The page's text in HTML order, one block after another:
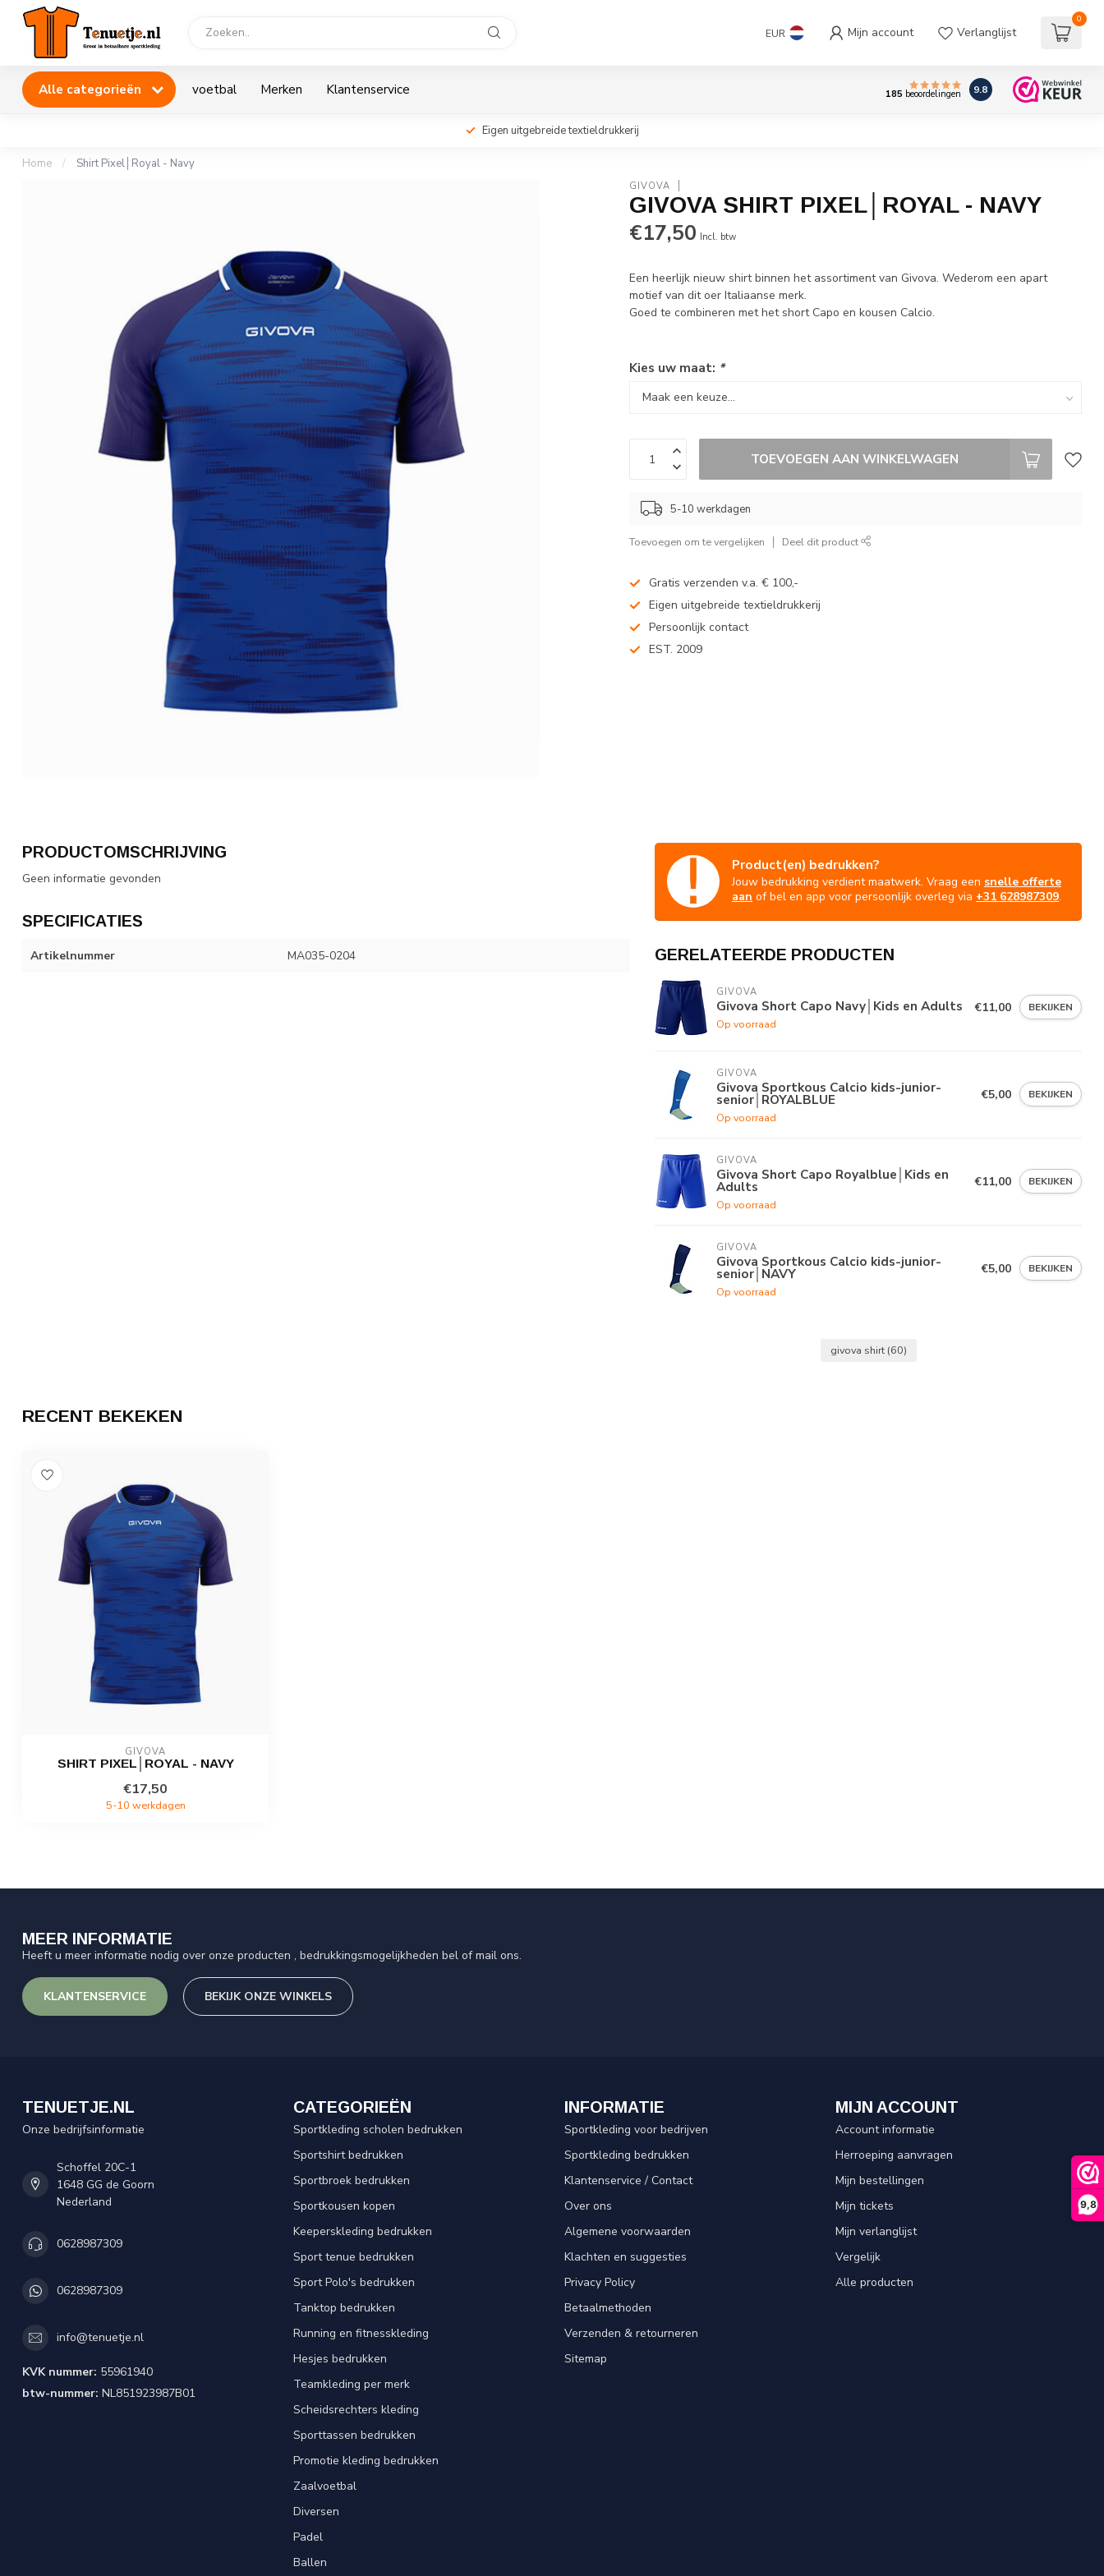
9,8
EUR Mijn account Verlanglijst
0
Alle categorieën voetbal Merken Klantenservice 185 beoordelingen 9.8
Eigen uitgebreide textieldrukkerij
Home / Shirt Pixel│Royal - Navy
GIVOVA
GIVOVA SHIRT PIXEL│ROYAL - NAVY
€17,50 Incl. btw
Een heerlijk nieuw shirt binnen het assortiment van Givova. Wederom een apart
motief van dit oer Italiaanse merk.
Goed te combineren met het short Capo en kousen Calcio.
Kies uw maat: *
TOEVOEGEN AAN WINKELWAGEN
5-10 werkdagen
Toevoegen om te vergelijken Deel dit product
Gratis verzenden v.a. € 100,-
Eigen uitgebreide textieldrukkerij
Persoonlijk contact
EST. 2009
PRODUCTOMSCHRIJVING
Geen informatie gevonden
SPECIFICATIES
Artikelnummer MA035-0204
Product(en) bedrukken?
Jouw bedrukking verdient maatwerk. Vraag een snelle offerte
aan of bel en app voor persoonlijk overleg via +31 628987309.
GERELATEERDE PRODUCTEN
GIVOVA
Givova Short Capo Navy│Kids en Adults
Op voorraad
€11,00 BEKIJKEN
GIVOVA
Givova Sportkous Calcio kids-junior-
senior│ROYALBLUE
Op voorraad
€5,00 BEKIJKEN
GIVOVA
Givova Short Capo Royalblue│Kids en
Adults
Op voorraad
€11,00 BEKIJKEN
GIVOVA
Givova Sportkous Calcio kids-junior-
senior│NAVY
Op voorraad
€5,00 BEKIJKEN
givova shirt (60)
RECENT BEKEKEN
GIVOVA
SHIRT PIXEL│ROYAL - NAVY
€17,50
5-10 werkdagen
MEER INFORMATIE
Heeft u meer informatie nodig over onze producten , bedrukkingsmogelijkheden bel of mail ons.
KLANTENSERVICE BEKIJK ONZE WINKELS
TENUETJE.NL
Onze bedrijfsinformatie
Schoffel 20C-1
1648 GG de Goorn
Nederland
0628987309
0628987309
info@tenuetje.nl
KVK nummer: 55961940
btw-nummer: NL851923987B01
CATEGORIEËN
Sportkleding scholen bedrukken
Sportshirt bedrukken
Sportbroek bedrukken
Sportkousen kopen
Keeperskleding bedrukken
Sport tenue bedrukken
Sport Polo's bedrukken
Tanktop bedrukken
Running en fitnesskleding
Hesjes bedrukken
Teamkleding per merk
Scheidsrechters kleding
Sporttassen bedrukken
Promotie kleding bedrukken
Zaalvoetbal
Diversen
Padel
Ballen
INFORMATIE
Sportkleding voor bedrijven
Sportkleding bedrukken
Klantenservice / Contact
Over ons
Algemene voorwaarden
Klachten en suggesties
Privacy Policy
Betaalmethoden
Verzenden & retourneren
Sitemap
MIJN ACCOUNT
Account informatie
Herroeping aanvragen
Mijn bestellingen
Mijn tickets
Mijn verlanglijst
Vergelijk
Alle producten